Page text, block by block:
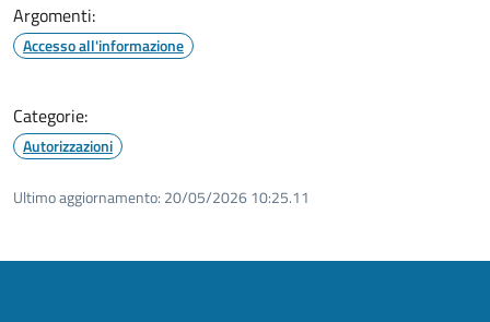
Argomenti:
Accesso all'informazione
Categorie:
Autorizzazioni
Ultimo aggiornamento: 20/05/2026 10:25.11